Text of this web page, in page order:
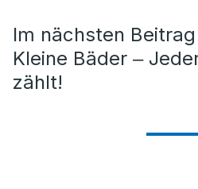
Im nächsten Beitrag
Kleine Bäder ‒
zählt!